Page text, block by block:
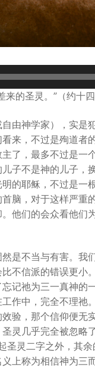
的圣灵。”（约十四
由神学家），实是
来，不过是殉道者
了，最多不过是一
子不是神的儿子，
的耶稣，不过是一
脑，对于这样严
他们的会众看他们
是不当与有害。
不信派的错误更小
记祂为三一真神的
作中，完全不理祂
验，那个信仰便无
灵几乎完全被忽略
圣灵二字之外，其
上称为相信神为三